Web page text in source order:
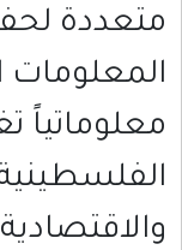
متعددة
معلوماتياً